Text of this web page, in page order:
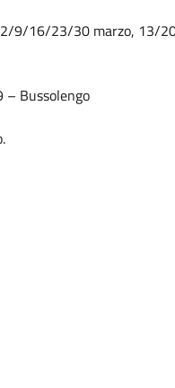
2/9/16/23/30 marzo, 13/
– Bussolengo